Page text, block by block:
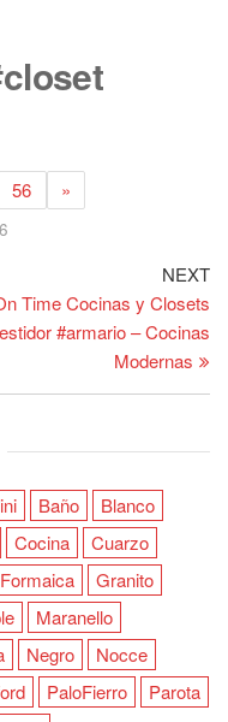
56 »
NEXT
Time Cocinas y Closets
#armario – Cocinas
Modernas
Baño
Blanco
Cocina
Cuarzo
Formaica
Granito
Maranello
Negro
Nocce
PaloFierro
Parota